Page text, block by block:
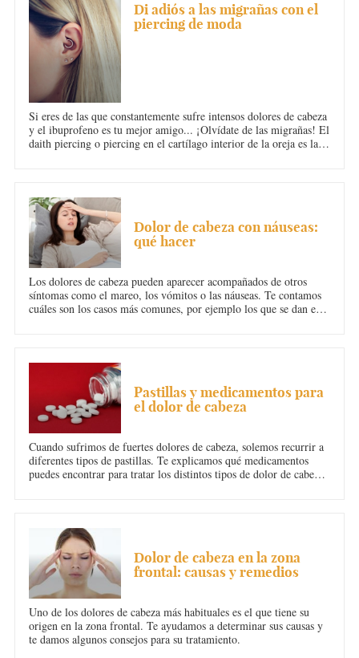
Di adiós a las migrañas con el
piercing de moda
Si eres de las que constantemente sufre intensos dolores de cabeza
y el ibuprofeno es tu mejor amigo... ¡Olvídate de las migrañas! El
daith piercing o piercing en el cartílago interior de la oreja es la
Dolor de cabeza con náuseas:
qué hacer
Los dolores de cabeza pueden aparecer acompañados de otros
síntomas como el mareo, los vómitos o las náuseas. Te contamos
cuáles son los casos más comunes, por ejemplo los que se dan en
Pastillas y medicamentos para
el dolor de cabeza
Cuando sufrimos de fuertes dolores de cabeza, solemos recurrir a
diferentes tipos de pastillas. Te explicamos qué medicamentos
puedes encontrar para tratar los distintos tipos de dolor de cabeza
Dolor de cabeza en la zona
frontal: causas y remedios
Uno de los dolores de cabeza más habituales es el que tiene su
origen en la zona frontal. Te ayudamos a determinar sus causas y
te damos algunos consejos para su tratamiento.